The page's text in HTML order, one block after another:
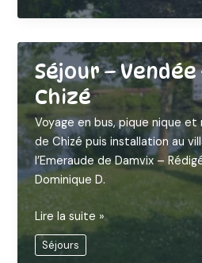
2
Vouvant
Séjour – Vendée
Chizé
Voyage en bus, pique nique
de Chizé puis installation au
l’Emeraude de Damvix –
Dominique D.
Séjour
–
Vendée
Lire la suite »
Séjours